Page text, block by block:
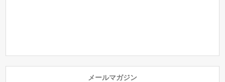
メールマガジン